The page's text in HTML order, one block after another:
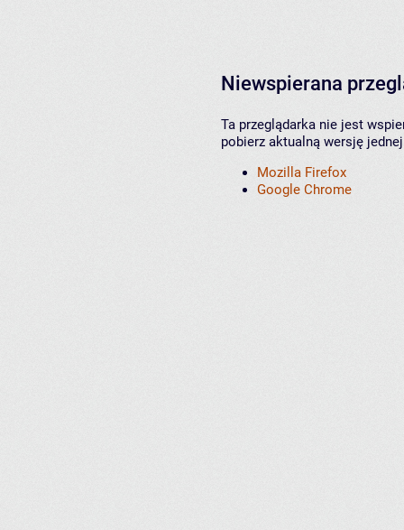
Niewspierana
Ta przeglądarka nie jest
pobierz aktualną wersję
Mozilla Firefox
Google Chrome